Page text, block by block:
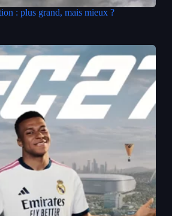
: plus grand, mais mieux ?